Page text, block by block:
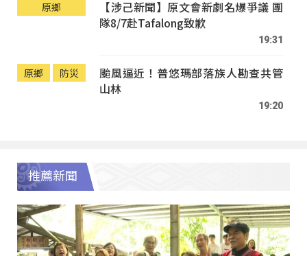
原鄉
【涉己新聞】原文會新劇名爆爭議 團
隊8/7赴Tafalong致歉
19:31
原鄉 防災
颱風逼近！普悠瑪部落族人勘查共管
山林
19:20
推薦新聞